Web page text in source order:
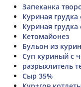
Запеканка
Куриная
Куриная
Кетомайонез
Бульон из
Суп куриный с
разрыхлитель
Сыр 35%